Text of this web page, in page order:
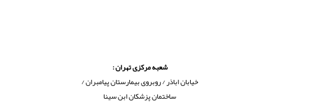
شعبه مرکزی تهران :
خیابان اباذر / روبروی بیمارستان پیامبران /
ساختمان پزشکان ابن سینا